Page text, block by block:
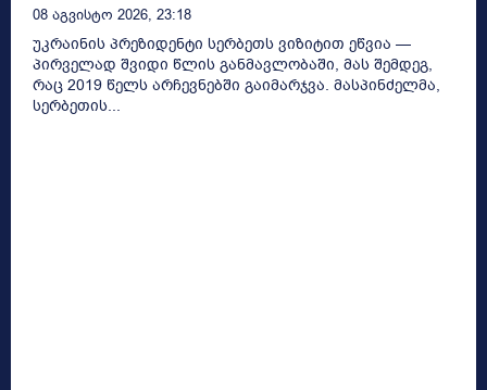
08 Აგვისტო 2026, 23:18
უკრაინის პრეზიდენტი სერბეთს ვიზიტით ეწვია —
პირველად შვიდი წლის განმავლობაში, მას შემდეგ,
რაც 2019 წელს არჩევნებში გაიმარჯვა. მასპინძელმა,
სერბეთის...